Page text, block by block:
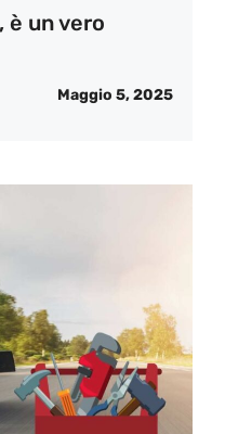
un vero
Maggio 5, 2025